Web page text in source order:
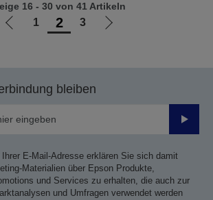
Zur
1 2 3
Zur
16 - 30 von 41 Artikeln
bleiben
E-Mail-Adresse erklären Sie sich damit
Materialien über Epson Produkte,
und Services zu erhalten, die auch zur
und Umfragen verwendet werden